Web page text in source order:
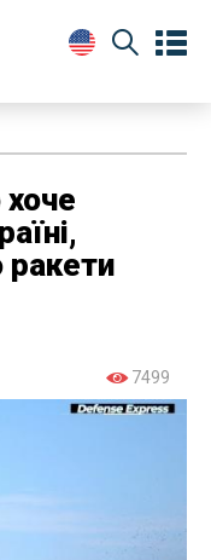
хоче
ракети
7499